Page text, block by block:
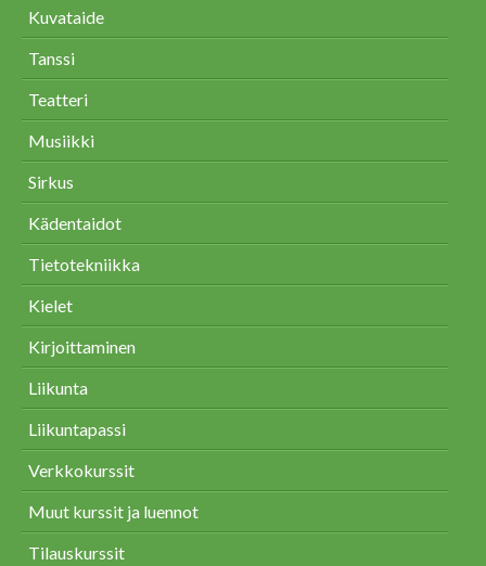
Kuvataide
Tanssi
Teatteri
Musiikki
Sirkus
Kädentaidot
Tietotekniikka
Kielet
Kirjoittaminen
Liikunta
Liikuntapassi
Verkkokurssit
Muut kurssit ja luennot
Tilauskurssit